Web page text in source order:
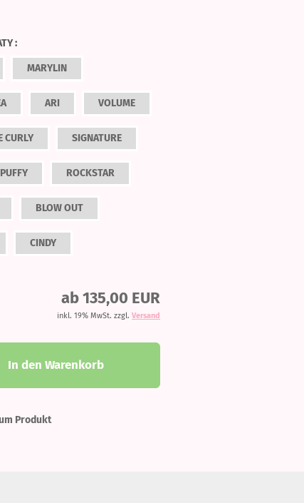
:
MARYLIN
ARI VOLUME
CURLY SIGNATURE
ROCKSTAR
BLOW OUT
CINDY
ab 135,00 EUR
inkl. 19% MwSt. zzgl. Versand
In den Warenkorb
Produkt